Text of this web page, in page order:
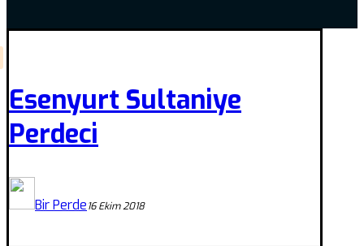
Esenyurt Sultaniye
Perdeci
Bir Perde16 Ekim 2018